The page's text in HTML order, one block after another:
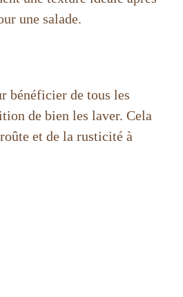
une salade.
bénéficier de tous les
de bien les laver. Cela
et de la rusticité à